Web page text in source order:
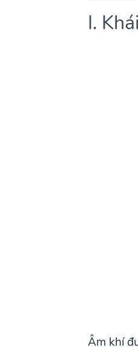
I.
Âm khí